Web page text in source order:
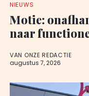
NIEUWS
Motie:
naar
VAN ONZE REDACTIE
augustus 7, 2026